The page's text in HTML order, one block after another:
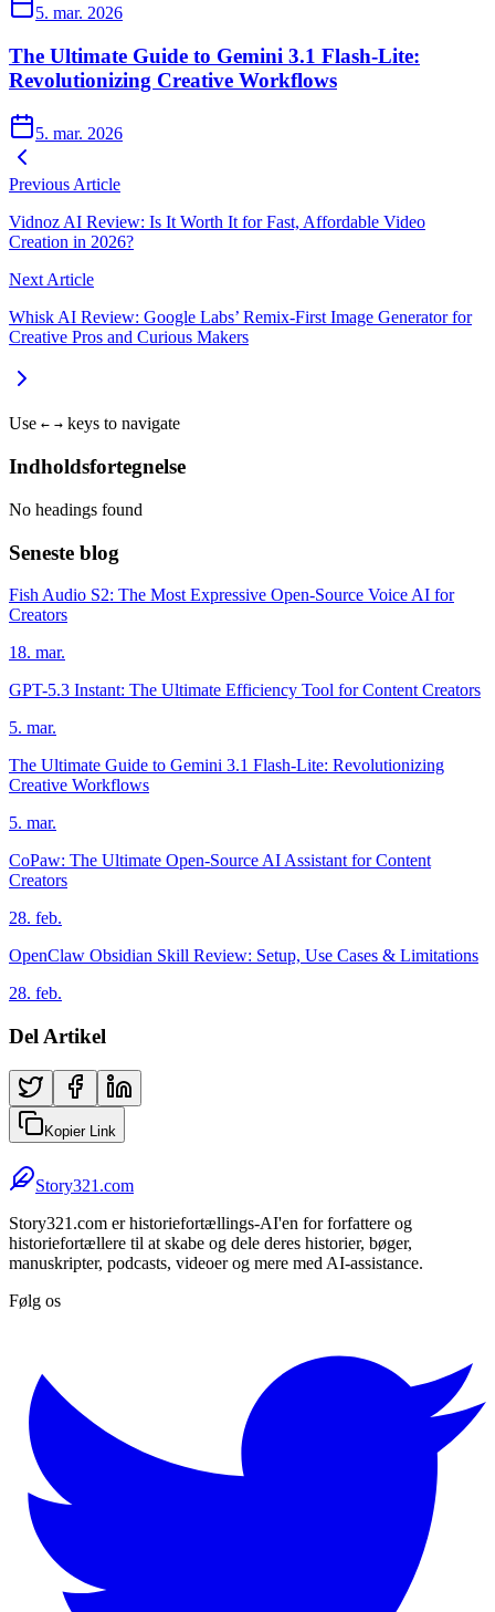
5. mar. 2026
The Ultimate Guide to Gemini 3.1 Flash-Lite:
Revolutionizing Creative Workflows
5. mar. 2026
Previous Article
Vidnoz AI Review: Is It Worth It for Fast, Affordable Video
Creation in 2026?
Next Article
Whisk AI Review: Google Labs’ Remix-First Image Generator for
Creative Pros and Curious Makers
Use ← → keys to navigate
Indholdsfortegnelse
No headings found
Seneste blog
Fish Audio S2: The Most Expressive Open-Source Voice AI for
Creators
18. mar.
GPT-5.3 Instant: The Ultimate Efficiency Tool for Content Creators
5. mar.
The Ultimate Guide to Gemini 3.1 Flash-Lite: Revolutionizing
Creative Workflows
5. mar.
CoPaw: The Ultimate Open-Source AI Assistant for Content
Creators
28. feb.
OpenClaw Obsidian Skill Review: Setup, Use Cases & Limitations
28. feb.
Del Artikel
Kopier Link
Story321.com
Story321.com er historiefortællings-AI'en for forfattere og
historiefortællere til at skabe og dele deres historier, bøger,
manuskripter, podcasts, videoer og mere med AI-assistance.
Følg os